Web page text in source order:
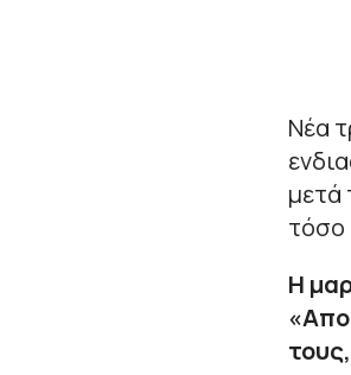
Νέα
μετά
τόσο
Η
τους,